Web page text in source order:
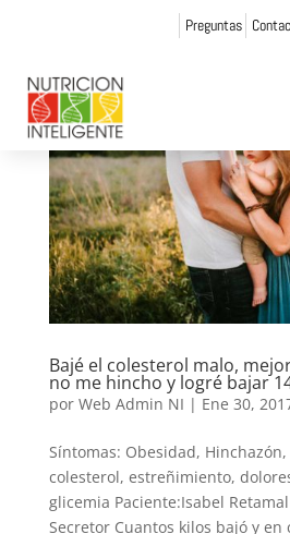
Preguntas
Bajé el colesterol malo,
no me hincho y logré bajar
por Web Admin NI | Ene 30,
Síntomas: Obesidad,
colesterol, estreñimiento,
glicemia Paciente:Isabel
Secretor Cuantos kilos bajó y en